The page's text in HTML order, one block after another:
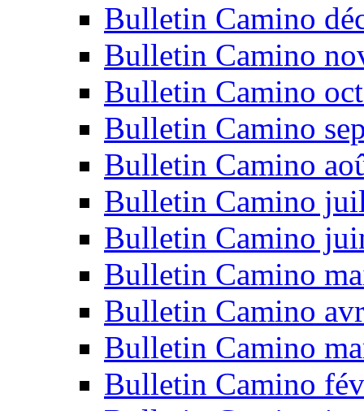
Bulletin Camino
Bulletin Camino
Bulletin Camino
Bulletin Camino
Bulletin Camino
Bulletin Camino
Bulletin Camino
Bulletin Camino
Bulletin Camino
Bulletin Camino
Bulletin Camino